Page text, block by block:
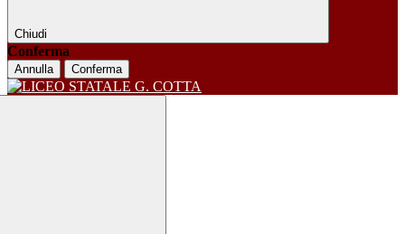
Chiudi
Conferma
Annulla Conferma